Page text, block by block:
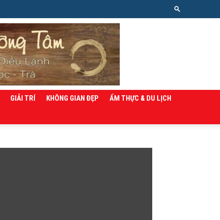
GIẢI TRÍ KHÔNG GIAN ĐẸP ẨM THỰC & DU LỊCH